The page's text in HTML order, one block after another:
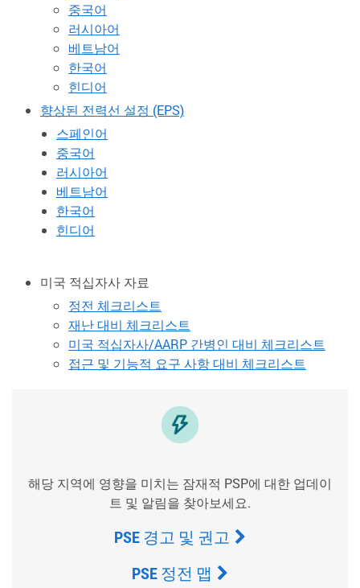
중국어
러시아어
베트남어
한국어
힌디어
향상된 전력선 설정 (EPS)
스페인어
중국어
러시아어
베트남어
한국어
힌디어
미국 적십자사 자료
정전 체크리스트
재난 대비 체크리스트
미국 적십자사/AARP 간병인 대비 체크리스트
접근 및 기능적 요구 사항 대비 체크리스트
해당 지역에 영향을 미치는 잠재적 PSP에 대한 업데이
트 및 알림을 찾아보세요.
PSE 경고 및 권고
PSE 정전 맵